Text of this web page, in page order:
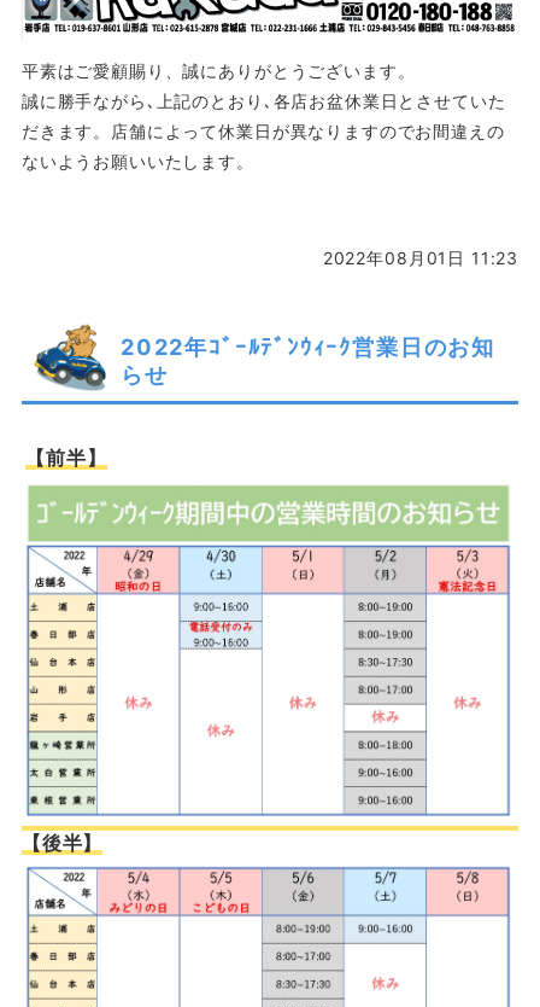
平素はご愛顧賜り、誠にありがとうございます。
誠に勝手ながら､上記のとおり､各店お盆休業日とさせていた
だきます。店舗によって休業日が異なりますのでお間違えの
ないようお願いいたします。
2022年08月01日 11:23
2022年ｺﾞｰﾙﾃﾞﾝｳｨｰｸ営業日のお知
らせ
【前半】
【後半】